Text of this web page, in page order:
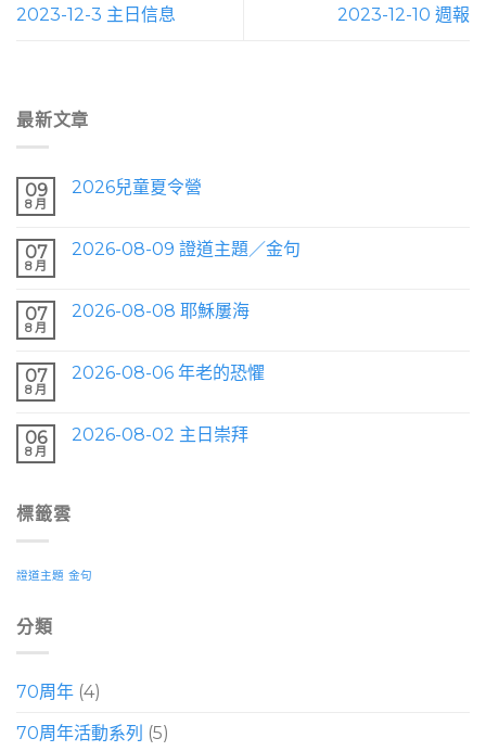
2023-12-3 主日信息 2023-12-10 週報
最新文章
09
8 月
2026兒童夏令營
07
8 月
2026-08-09 證道主題／金句
07
8 月
2026-08-08 耶穌屢海
07
8 月
2026-08-06 年老的恐懼
06
8 月
2026-08-02 主日崇拜
標籤雲
證道主題 金句
分類
70周年 (4)
70周年活動系列 (5)